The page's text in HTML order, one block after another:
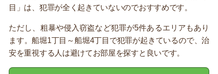
目」は、犯罪が全く起きていないのでおすすめです。
ただし、粗暴や侵入窃盗など犯罪が5件あるエリアもあり
ます。船堀1丁目～船堀4丁目で犯罪が起きているので、治
安を重視する人は避けてお部屋を探すと良いです。